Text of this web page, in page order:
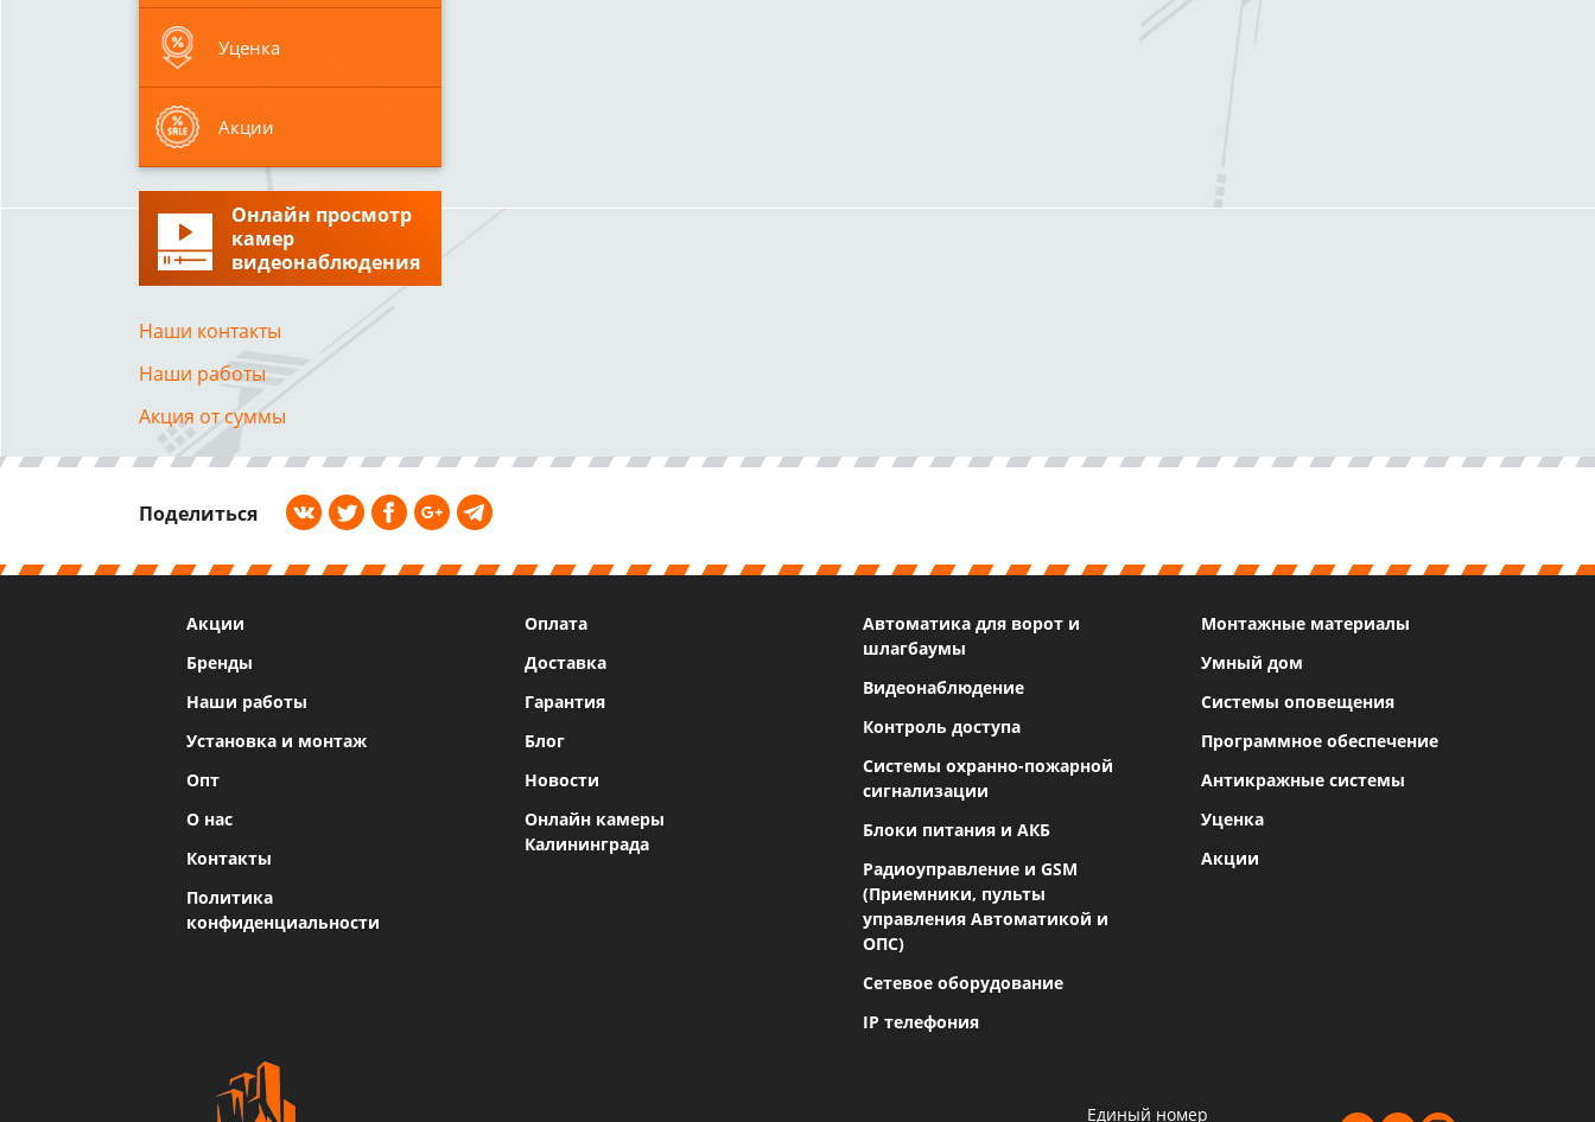
Уценка
Акции
Онлайн просмотр
камер
видеонаблюдения
Наши контакты
Наши работы
Акция от суммы
Поделиться
Акции
Бренды
Наши работы
Установка и монтаж
Опт
О нас
Контакты
Политика
конфиденциальности
Оплата
Доставка
Гарантия
Блог
Новости
Онлайн камеры
Калининграда
Автоматика для ворот и
шлагбаумы
Видеонаблюдение
Контроль доступа
Системы охранно-пожарной
сигнализации
Блоки питания и АКБ
Радиоуправление и GSM
(Приемники, пульты
управления Автоматикой и
ОПС)
Сетевое оборудование
IP телефония
Монтажные материалы
Умный дом
Системы оповещения
Программное обеспечение
Антикражные системы
Уценка
Акции
Единый номер